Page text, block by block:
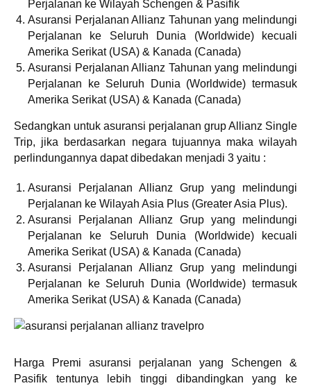
Perjalanan ke Wilayah Schengen & Pasifik
Asuransi Perjalanan Allianz Tahunan yang melindungi
Perjalanan ke Seluruh Dunia (Worldwide) kecuali
Amerika Serikat (USA) & Kanada (Canada)
Asuransi Perjalanan Allianz Tahunan yang melindungi
Perjalanan ke Seluruh Dunia (Worldwide) termasuk
Amerika Serikat (USA) & Kanada (Canada)
Sedangkan untuk asuransi perjalanan grup Allianz Single
Trip, jika berdasarkan negara tujuannya maka wilayah
perlindungannya dapat dibedakan menjadi 3 yaitu :
Asuransi Perjalanan Allianz Grup yang melindungi
Perjalanan ke Wilayah Asia Plus (Greater Asia Plus).
Asuransi Perjalanan Allianz Grup yang melindungi
Perjalanan ke Seluruh Dunia (Worldwide) kecuali
Amerika Serikat (USA) & Kanada (Canada)
Asuransi Perjalanan Allianz Grup yang melindungi
Perjalanan ke Seluruh Dunia (Worldwide) termasuk
Amerika Serikat (USA) & Kanada (Canada)
Harga Premi asuransi perjalanan yang Schengen &
Pasifik tentunya lebih tinggi dibandingkan yang ke